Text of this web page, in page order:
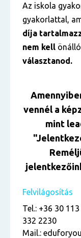
Az iskola
gyakorlattal,
díja
nem kell
választanod.
vennél a
mint
Felvilágosítás
Tel.: +36 30
332 2230
Mail.: